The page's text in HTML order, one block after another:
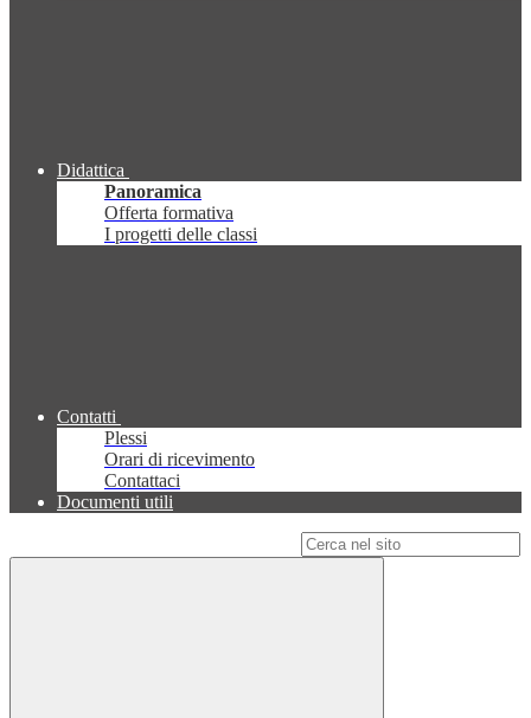
Didattica
Panoramica
Offerta formativa
I progetti delle classi
Contatti
Plessi
Orari di ricevimento
Contattaci
Documenti utili